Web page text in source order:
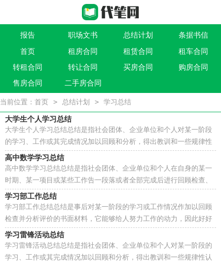
报告 职场文书 总结计划 条据书信
作文大全 实用文 祝福语 买卖类合同
借贷类合同 建筑类合同 劳动类合同 租售类合同
首页 租房合同 租赁合同
租车合同
转租合同
转让合同 买房合同
购房合同
售房合同
二手房合同
当前位置： 首页 > 总结计划 > 学习总结
大学生个人学习总结
大学生个人学习总结总结是指社会团体、企业单位和个人对某一阶段
的学习、工作或其完成情况加以回顾和分析，得出教训和一些规律性
认识的一种书面材料，它在我们的学习、工作中起...
高中数学学习总结
高中数学学习总结总结是指社会团体、企业单位和个人在自身的某一
时期、某一项目或某些工作告一段落或者全部完成后进行回顾检查、
分析评价，从而肯定成绩，得到经验，找出差距，得出...
学习部工作总结
学习部工作总结总结是事后对某一阶段的学习或工作情况作加以回顾
检查并分析评价的书面材料，它能够给人努力工作的动力，因此好好
准备一份总结吧。如何把总结做到重点突出呢？以下...
学习雷锋活动总结
学习雷锋活动总结总结是指社会团体、企业单位和个人对某一阶段的
学习、工作或其完成情况加以回顾和分析，得出教训和一些规律性认